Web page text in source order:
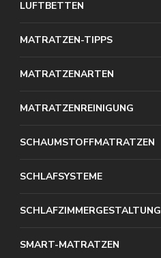
LUFTBETTEN
MATRATZEN-TIPPS
MATRATZENARTEN
MATRATZENREINIGUNG
SCHAUMSTOFFMATRATZEN
SCHLAFSYSTEME
SCHLAFZIMMERGESTALTUNG
SMART-MATRATZEN